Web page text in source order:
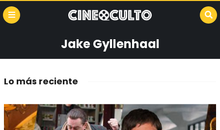
Jake Gyllenhaal
Lo más reciente